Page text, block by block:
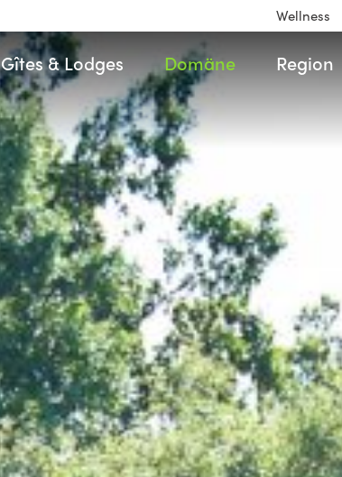
Wellness
Gîtes & Lodges Domäne Region